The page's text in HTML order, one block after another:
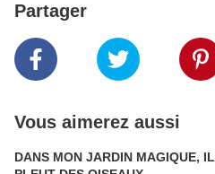
Partager
Vous aimerez aussi
DANS MON JARDIN MAGIQUE, IL